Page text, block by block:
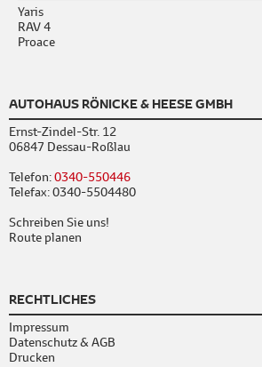
Yaris
RAV 4
Proace
AUTOHAUS RÖNICKE & HEESE GMBH
Ernst-Zindel-Str. 12
06847 Dessau-Roßlau
Telefon:0340-550446
Telefax: 0340-5504480
Schreiben Sie uns!
Route planen
RECHTLICHES
Impressum
Datenschutz & AGB
Drucken